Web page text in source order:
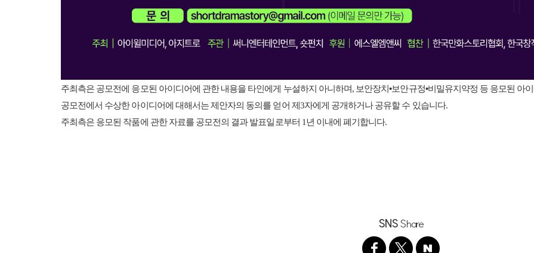
주최측은 공모전에 응모된 아이디어에 관한 내용을 타인에게 누설하지 아니하며, 보안장치•보안규정•비밀유지약정 등 응모된 아
공모전에서 수상한 아이디어에 대해서는 제안자의 동의를 얻어 제3자에게 공개하거나 공유할 수 있습니다.
주최측은 응모된 작품에 관한 자료를 공모전의 결과 발표일로부터 1년 이내에 폐기합니다.
SNSShare